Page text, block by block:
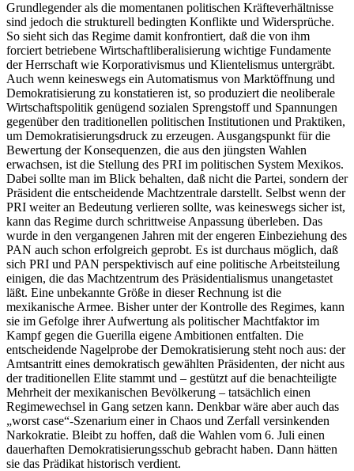
Grundlegender als die momentanen politischen Kräfteverhältnisse
sind jedoch die strukturell bedingten Konflikte und Widersprüche.
So sieht sich das Regime damit konfrontiert, daß die von ihm
forciert betriebene Wirtschaftliberalisierung wichtige Fundamente
der Herrschaft wie Korporativismus und Klientelismus untergräbt.
Auch wenn keineswegs ein Automatismus von Marktöffnung und
Demokratisierung zu konstatieren ist, so produziert die neoliberale
Wirtschaftspolitik genügend sozialen Sprengstoff und Spannungen
gegenüber den traditionellen politischen Institutionen und Praktiken,
um Demokratisierungsdruck zu erzeugen. Ausgangspunkt für die
Bewertung der Konsequenzen, die aus den jüngsten Wahlen
erwachsen, ist die Stellung des PRI im politischen System Mexikos.
Dabei sollte man im Blick behalten, daß nicht die Partei, sondern der
Präsident die entscheidende Machtzentrale darstellt. Selbst wenn der
PRI weiter an Bedeutung verlieren sollte, was keineswegs sicher ist,
kann das Regime durch schrittweise Anpassung überleben. Das
wurde in den vergangenen Jahren mit der engeren Einbeziehung des
PAN auch schon erfolgreich geprobt. Es ist durchaus möglich, daß
sich PRI und PAN perspektivisch auf eine politische Arbeitsteilung
einigen, die das Machtzentrum des Präsidentialismus unangetastet
läßt. Eine unbekannte Größe in dieser Rechnung ist die
mexikanische Armee. Bisher unter der Kontrolle des Regimes, kann
sie im Gefolge ihrer Aufwertung als politischer Machtfaktor im
Kampf gegen die Guerilla eigene Ambitionen entfalten. Die
entscheidende Nagelprobe der Demokratisierung steht noch aus: der
Amtsantritt eines demokratisch gewählten Präsidenten, der nicht aus
der traditionellen Elite stammt und – gestützt auf die benachteiligte
Mehrheit der mexikanischen Bevölkerung – tatsächlich einen
Regimewechsel in Gang setzen kann. Denkbar wäre aber auch das
„worst case“-Szenarium einer in Chaos und Zerfall versinkenden
Narkokratie. Bleibt zu hoffen, daß die Wahlen vom 6. Juli einen
dauerhaften Demokratisierungsschub gebracht haben. Dann hätten
sie das Prädikat historisch verdient.